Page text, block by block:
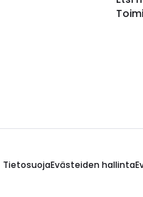
TietosuojaEvästeiden hallinta